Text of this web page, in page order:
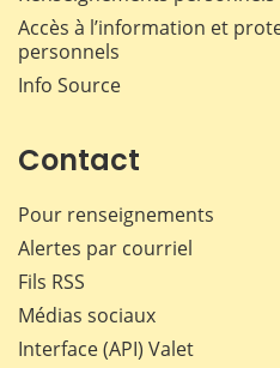
Accès à l’information et
personnels
Info Source
Contact
Pour renseignements
Alertes par courriel
Fils RSS
Médias sociaux
Interface (API) Valet